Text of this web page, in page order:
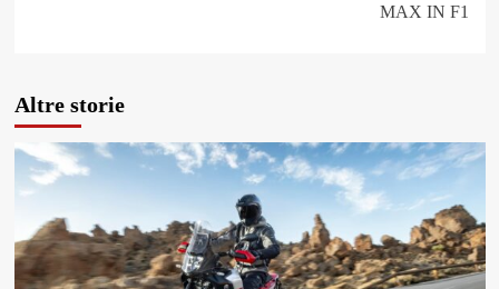
MAX IN F1
Altre storie